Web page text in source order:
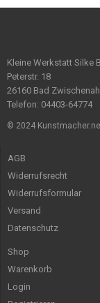
Kleine Werkstatt Silke
Peterstr. 18
26160 Bad
Telefon: 04403-64774
© 2024
AGB
Widerrufsrecht
Widerrufsformular
Versand
Datenschutz
Shop
Warenkorb
Login